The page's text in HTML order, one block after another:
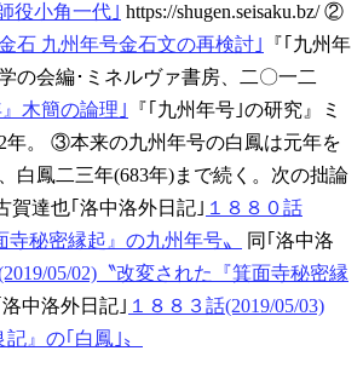
役小角一代｣ https://shugen.seisaku.bz/②
石 九州年号金石文の再検討｣
『｢九州年
の会編･ミネルヴァ書房、二〇一二
木簡の論理｣
『｢九州年号｣の研究』ミ
。
③本来の九州年号の白鳳は元年を
白鳳二三年(683年)まで続く。次の拙論
賀達也｢洛中洛外日記｣ １８８０話
寺秘密縁起』の九州年号〟
同｢洛中洛
05/02)〝改変された『箕面寺秘密縁
洛中洛外日記｣ １８８３話(2019/05/03)
』の｢白鳳｣〟